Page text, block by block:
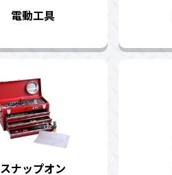
電動工具
スナップオン